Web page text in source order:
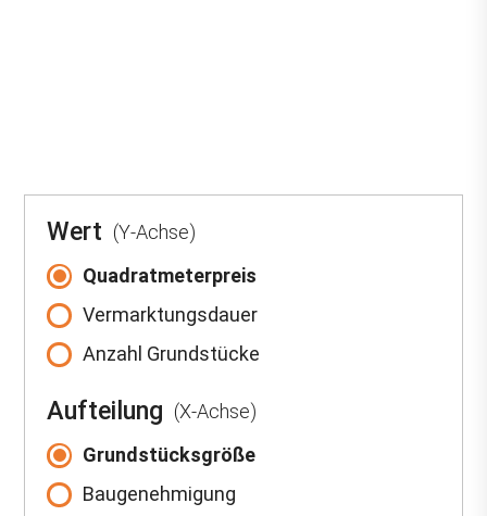
Wert (Y-Achse)
Quadratmeterpreis
Vermarktungsdauer
Anzahl Grundstücke
Aufteilung (X-Achse)
Grundstücksgröße
Baugenehmigung